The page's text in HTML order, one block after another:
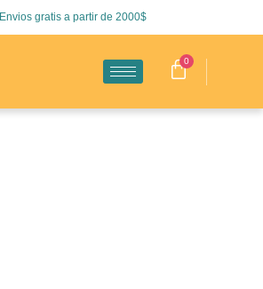
Envios gratis a partir de 2000$
0